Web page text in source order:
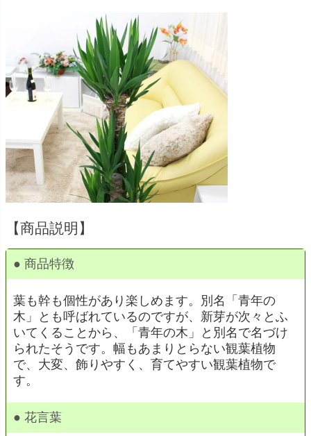
【商品説明】
● 商品特徴
葉も幹も個性があり楽しめます。別名「青年の
木」とも呼ばれているのですが、新芽が次々とふ
いてくることから、「青年の木」と別名で名づけ
られたそうです。幅もあまりとらない観葉植物
で、大変、飾りやすく、育てやすい観葉植物で
す。
● 花言葉